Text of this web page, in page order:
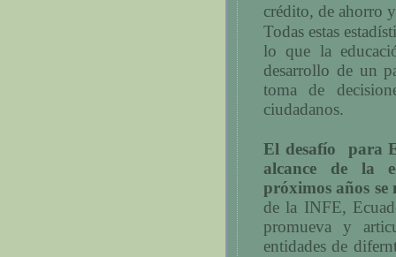
crédito, de ahorro
Todas estas
lo que la
desarrollo de un
toma de
ciudadanos.
El desafío
para
alcance de la
próximos años se
de la INFE,
promueva y
entidades de